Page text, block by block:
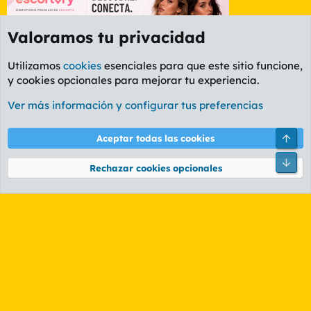
Foro General
Cookies
PL OLDSTYLE AMARILLO
Términos y reglas Política de privacidad Ayuda
Community platform by XenForo® © 2010-2026 XenForo Ltd.
Valoramos tu privacidad
Utilizamos cookies esenciales para que este sitio funcione,
y cookies opcionales para mejorar tu experiencia.
Ver más información y configurar tus preferencias
Aceptar todas las cookies
Rechazar cookies opcionales
Pie